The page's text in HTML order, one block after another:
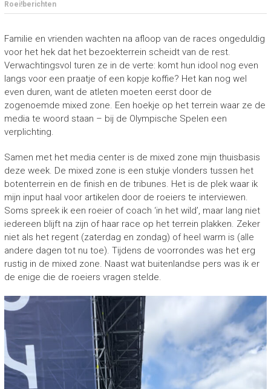
r
i
e
r
Roei!berichten
Familie en vrienden wachten na afloop van de races ongeduldig
voor het hek dat het bezoekterrein scheidt van de rest.
Verwachtingsvol turen ze in de verte: komt hun idool nog even
langs voor een praatje of een kopje koffie? Het kan nog wel
even duren, want de atleten moeten eerst door de
zogenoemde mixed zone. Een hoekje op het terrein waar ze de
media te woord staan – bij de Olympische Spelen een
verplichting.
Samen met het media center is de mixed zone mijn thuisbasis
deze week. De mixed zone is een stukje vlonders tussen het
botenterrein en de finish en de tribunes. Het is de plek waar ik
mijn input haal voor artikelen door de roeiers te interviewen.
Soms spreek ik een roeier of coach ‘in het wild’, maar lang niet
iedereen blijft na zijn of haar race op het terrein plakken. Zeker
niet als het regent (zaterdag en zondag) of heel warm is (alle
andere dagen tot nu toe). Tijdens de voorrondes was het erg
rustig in de mixed zone. Naast wat buitenlandse pers was ik er
de enige die de roeiers vragen stelde.